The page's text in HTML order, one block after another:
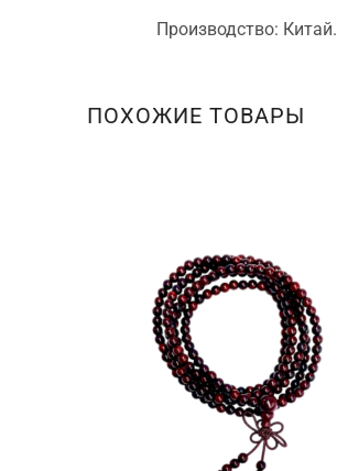
Производство: Китай.
ПОХОЖИЕ ТОВАРЫ